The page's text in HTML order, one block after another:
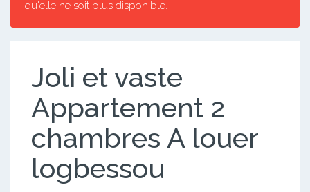
qu'elle ne soit plus disponible.
Joli et vaste
Appartement 2
chambres A louer
logbessou